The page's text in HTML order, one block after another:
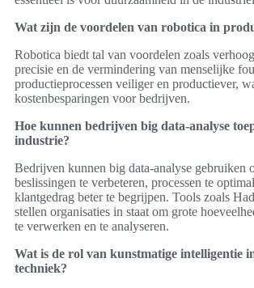
Wat zijn de voordelen van robotica in
Robotica biedt tal van voordelen zoals
precisie en de vermindering van menselijke
productieprocessen veiliger en productiever,
kostenbesparingen voor bedrijven.
Hoe kunnen bedrijven big data-analyse
industrie?
Bedrijven kunnen big data-analyse gebruiken
beslissingen te verbeteren, processen te
klantgedrag beter te begrijpen. Tools zoals
stellen organisaties in staat om grote
te verwerken en te analyseren.
Wat is de rol van kunstmatige intelligentie
techniek?